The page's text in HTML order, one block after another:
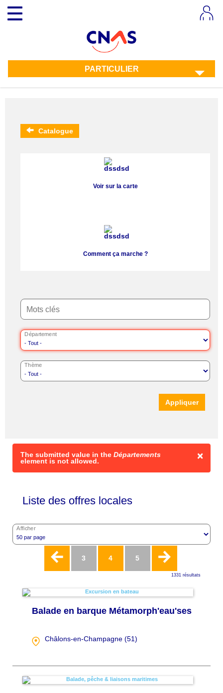
contenu
principal
Toggle
navigation
PARTICULIER
Catalogue
Voir sur la carte
Comment ça marche ?
Mots clés
Département
Thème
Appliquer
×
Message
The submitted value in the Départements
element is not allowed.
Liste des offres locales
Afficher
Pagination Page
3 Page
4 Page
5
1331 résultats
Balade en barque Métamorph'eau'ses
Châlons-en-Champagne (51)